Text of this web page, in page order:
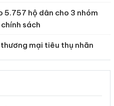
5.757 hộ dân cho 3 nhóm
sách
mại tiêu thụ nhãn